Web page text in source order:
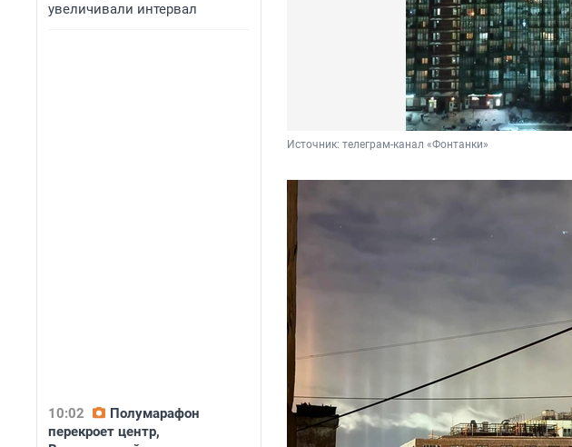
увеличивали интервал
10:02
Полумарафон
перекроет центр,
Источник: телеграм-канал «Фонтанки»